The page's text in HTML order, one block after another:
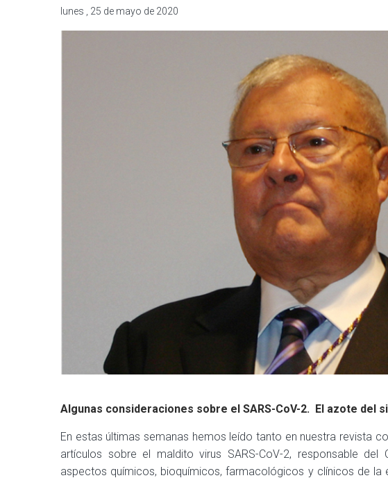
lunes , 25 de mayo de 2020
Algunas consideraciones sobre el SARS-CoV-2. El azote del
En estas últimas semanas hemos leído tanto en nuestra revista
artículos sobre el maldito virus SARS-CoV-2, responsable del
aspectos químicos, bioquímicos, farmacológicos y clínicos de